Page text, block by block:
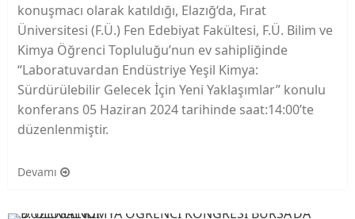
konuşmacı olarak katıldığı, Elazığ‘da, Fırat
Üniversitesi (F.Ü.) Fen Edebiyat Fakültesi, F.Ü. Bilim ve
Kimya Öğrenci Topluluğu’nun ev sahipliğinde
“Laboratuvardan Endüstriye Yeşil Kimya:
Sürdürülebilir Gelecek İçin Yeni Yaklaşımlar” konulu
konferans 05 Haziran 2024 tarihinde saat:14:00’te
düzenlenmiştir.
Devamı